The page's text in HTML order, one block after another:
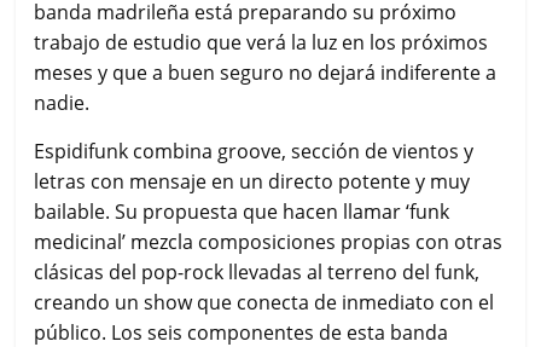
banda madrileña está preparando su próximo
trabajo de estudio que verá la luz en los próximos
meses y que a buen seguro no dejará indiferente a
nadie.
Espidifunk combina groove, sección de vientos y
letras con mensaje en un directo potente y muy
bailable. Su propuesta que hacen llamar ‘funk
medicinal’ mezcla composiciones propias con otras
clásicas del pop-rock llevadas al terreno del funk,
creando un show que conecta de inmediato con el
público. Los seis componentes de esta banda